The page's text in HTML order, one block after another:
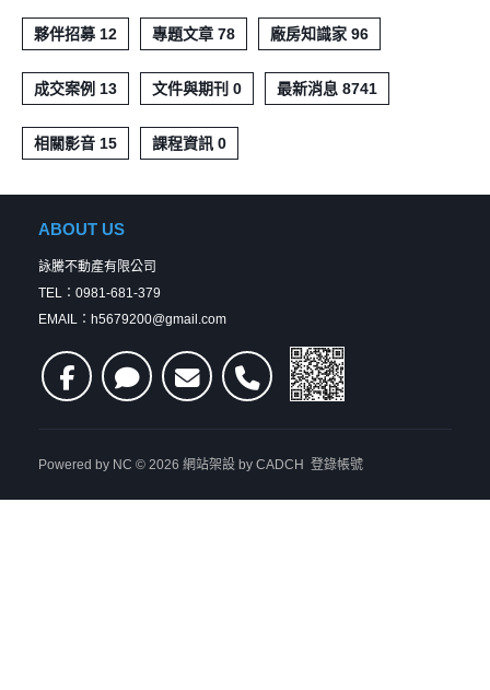
夥伴招募 12 專題文章 78 廠房知識家 96
成交案例 13 文件與期刊 0 最新消息 8741
相關影音 15 課程資訊 0
ABOUT US
詠騰不動產有限公司
TEL：0981-681-379
EMAIL：h5679200@gmail.com
Powered by NC © 2026 網站架設 by CADCH 登錄帳號